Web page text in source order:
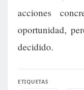
acciones
oportunidad,
decidido.
ETIQUETAS